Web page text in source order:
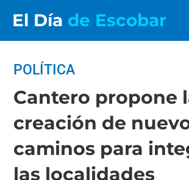
El Día de Escobar
POLÍTICA
Cantero propone
creación de
caminos para
las localidades